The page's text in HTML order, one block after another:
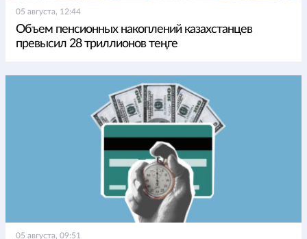
05 августа, 12:44
Объем пенсионных накоплений казахстанцев
превысил 28 триллионов теңге
05 августа, 09:51